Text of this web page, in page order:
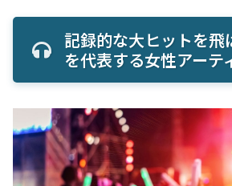
記録的な大ヒットを飛
を代表する女性アーテ